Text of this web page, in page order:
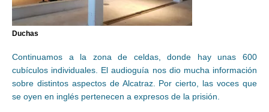
Duchas
Continuamos a la zona de celdas, donde hay unas 600
cubículos individuales. El audioguía nos dio mucha información
sobre distintos aspectos de Alcatraz. Por cierto, las voces que
se oyen en inglés pertenecen a expresos de la prisión.